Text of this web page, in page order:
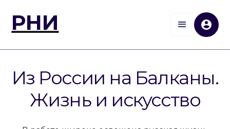
РНИ
Из России на Балканы.
Жизнь и искусство